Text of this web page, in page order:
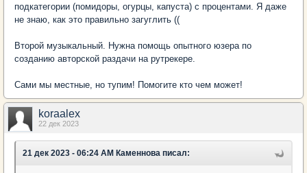
подкатегории (помидоры, огурцы, капуста) с процентами. Я даже
не знаю, как это правильно загуглить ((
Второй музыкальный. Нужна помощь опытного юзера по
созданию авторской раздачи на рутрекере.
Сами мы местные, но тупим! Помогите кто чем может!
koraalex
22 дек 2023
21 дек 2023 - 06:24 AM Каменнова писал: